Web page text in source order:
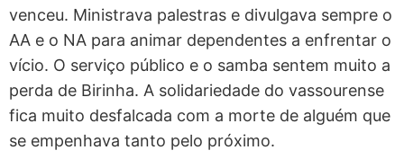
venceu. Ministrava palestras e divulgava sempre o
AA e o NA para animar dependentes a enfrentar o
vício. O serviço público e o samba sentem muito a
perda de Birinha. A solidariedade do vassourense
fica muito desfalcada com a morte de alguém que
se empenhava tanto pelo próximo.